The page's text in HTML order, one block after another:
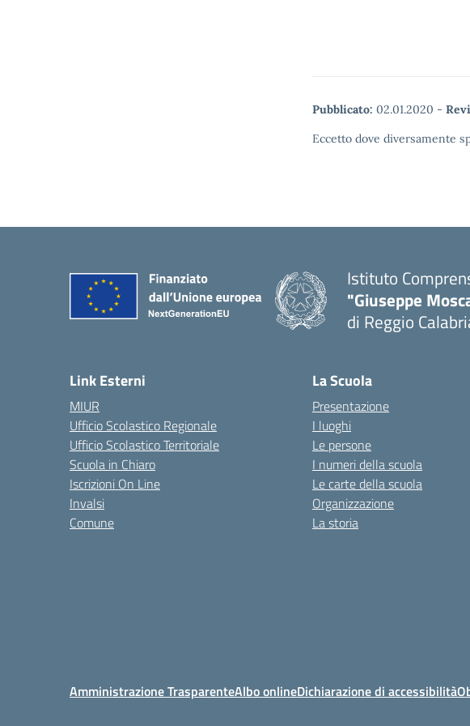
Pubblicato: 02.01.2020 -
Eccetto dove diversamente
Istituto
"Giuseppe
di Reggio
Link Esterni
MIUR
Ufficio Scolastico Regionale
Ufficio Scolastico Territoriale
Scuola in Chiaro
Iscrizioni On Line
Invalsi
Comune
La Scuola
Presentazione
I luoghi
Le persone
I numeri della scuola
Le carte della scuola
Organizzazione
La storia
Amministrazione TrasparenteAlbo onlineDichiarazione di accessibilità